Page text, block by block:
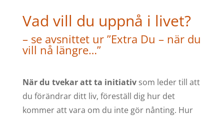
Vad vill du uppnå i livet?
– se avsnittet ur ”Extra Du – när du
vill nå längre…”
När du tvekar att ta initiativsom leder till att
du förändrar ditt liv, föreställ dig hur det
kommer att vara om du inte gör nånting. Hur